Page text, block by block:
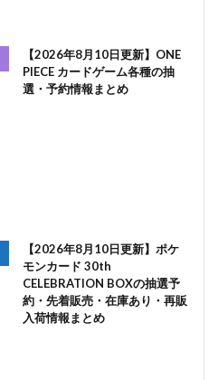
【2026年8月10日更新】ONE
PIECE カードゲーム各種の抽
選・予約情報まとめ
【2026年8月10日更新】ポケ
モンカード 30th
CELEBRATION BOXの抽選予
約・先着販売・在庫あり・再販
入荷情報まとめ